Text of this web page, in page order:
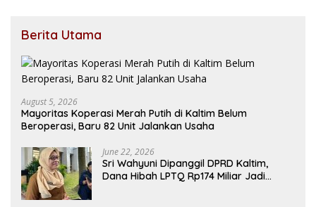
Berita Utama
August 5, 2026
Mayoritas Koperasi Merah Putih di Kaltim Belum
Beroperasi, Baru 82 Unit Jalankan Usaha
June 22, 2026
Sri Wahyuni Dipanggil DPRD Kaltim,
Dana Hibah LPTQ Rp174 Miliar Jadi